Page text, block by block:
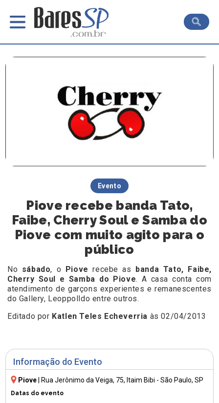
Informação do Evento
Piove Rua Jerônimo da Veiga, 75, Itaim Bibi - São Paulo, SP
Datas do evento
Evento
Piove recebe banda Tato,
Faibe, Cherry Soul e Samba do
Piove com muito agito para o
público
No sábado, o Piove recebe as
banda Tato, Faibe,
Cherry Soul e Samba do Piove. A casa conta com
atendimento de garçons experientes e remanescentes
do Gallery, Leoppolldo entre outros.
Editado por Katlen Teles Echeverria às 02/04/2013